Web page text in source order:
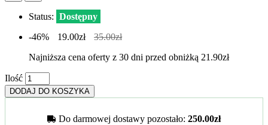
Status: Dostępny
-46%
19.00zł
35.00zł
Najniższa cena oferty z 30 dni przed obniżką 21.90zł
Ilość
DODAJ DO KOSZYKA
Do darmowej dostawy pozostało: 250.00zł